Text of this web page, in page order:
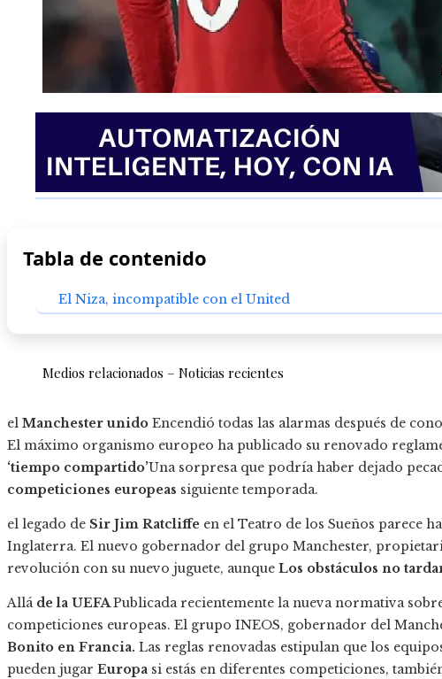
Tabla de contenido
El Niza, incompatible con el United
Medios relacionados – Noticias recientes
el Manchester unido Encendió todas las alarmas después de
El máximo organismo europeo ha publicado su renovado
‘tiempo compartido’Una sorpresa que podría haber dejado
competiciones europeas siguiente temporada.
el legado de Sir Jim Ratcliffe en el Teatro de los Sueños parece
Inglaterra. El nuevo gobernador del grupo Manchester,
revolución con su nuevo juguete, aunque Los obstáculos no
Allá de la UEFAPublicada recientemente la nueva normativa
competiciones europeas. El grupo INEOS, gobernador del
Bonito en Francia. Las reglas renovadas estipulan que los
pueden jugar Europa si estás en diferentes competiciones,